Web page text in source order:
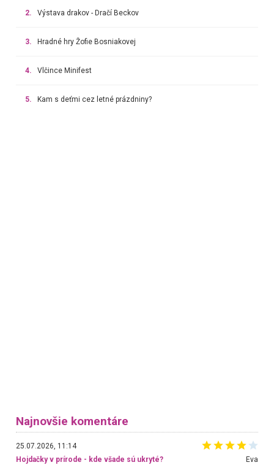
2. Výstava drakov - Dračí Beckov
3. Hradné hry Žofie Bosniakovej
4. Vlčince Minifest
5. Kam s deťmi cez letné prázdniny?
Najnovšie komentáre
25.07.2026, 11:14
Hojdačky v prírode - kde všade sú ukryté?
Eva